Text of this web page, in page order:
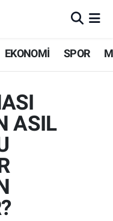
EKONOMİ SPOR
ASIL